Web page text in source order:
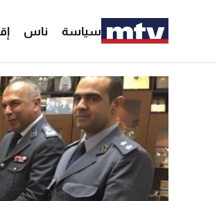
سياسة ناس